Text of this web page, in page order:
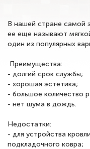
В нашей стране самой
ее еще называют
один из популярных
Преимущества:
- долгий срок службы;
- хорошая эстетика;
- большое количество
- нет шума в дождь.
Недостатки:
- для устройства
подкладочного ковра;